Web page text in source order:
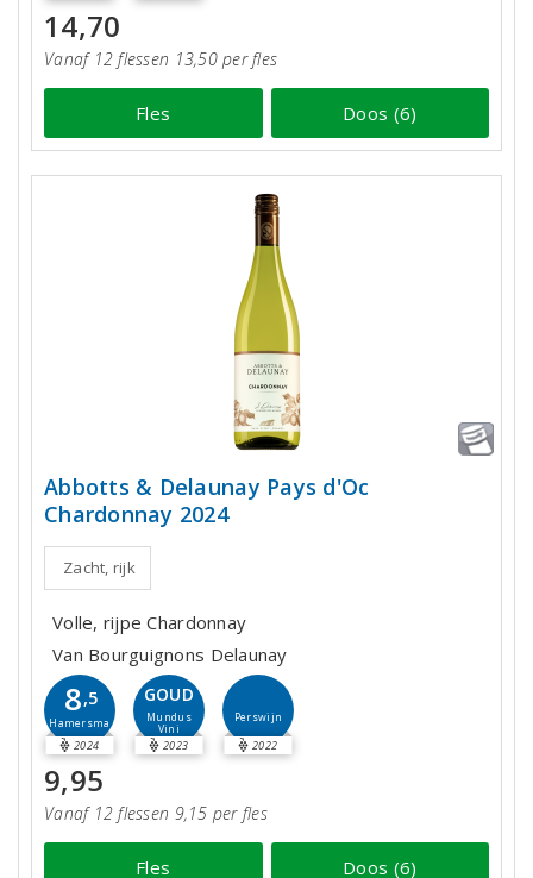
14,70
Vanaf 12 flessen 13,50 per fles
Fles Doos (6)
Abbotts & Delaunay Pays d'Oc
Chardonnay 2024
Zacht, rijk
Volle, rijpe Chardonnay
Van Bourguignons Delaunay
8,5
Hamersma
2024
GOUD
Mundus
Vini
2023
Perswijn
2022
9,95
Vanaf 12 flessen 9,15 per fles
Fles Doos (6)